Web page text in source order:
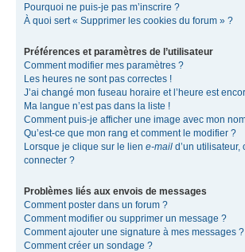
Pourquoi ne puis-je pas m’inscrire ?
À quoi sert « Supprimer les cookies du forum » ?
Préférences et paramètres de l’utilisateur
Comment modifier mes paramètres ?
Les heures ne sont pas correctes !
J’ai changé mon fuseau horaire et l’heure est
Ma langue n’est pas dans la liste !
Comment puis-je afficher une image avec mon
Qu’est-ce que mon rang et comment le modifier ?
Lorsque je clique sur le lien e-mail d’un
connecter ?
Problèmes liés aux envois de messages
Comment poster dans un forum ?
Comment modifier ou supprimer un message ?
Comment ajouter une signature à mes messages ?
Comment créer un sondage ?